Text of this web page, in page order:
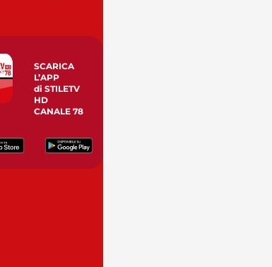
SCARICA
L’APP
di STILETV
HD
CANALE 78